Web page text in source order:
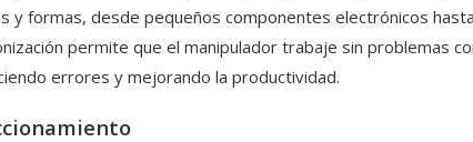
y formas, desde pequeños componentes electrónicos
permite que el manipulador trabaje sin problemas
errores y mejorando la productividad.